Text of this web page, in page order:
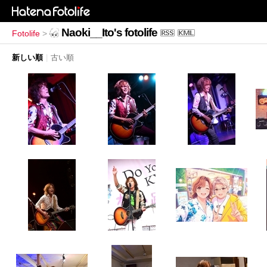
Fotolife > Naoki__Ito's fotolife
新しい順 古い順